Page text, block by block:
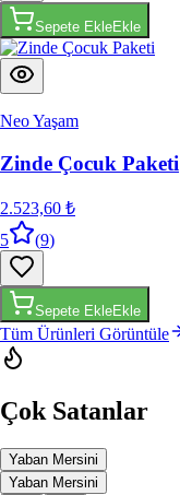
Sepete EkleEkle
Neo Yaşam
Zinde Çocuk Paketi
2.523,60 ₺
5
(9)
Sepete EkleEkle
Tüm Ürünleri Görüntüle
Çok Satanlar
Yaban Mersini
Yaban Mersini